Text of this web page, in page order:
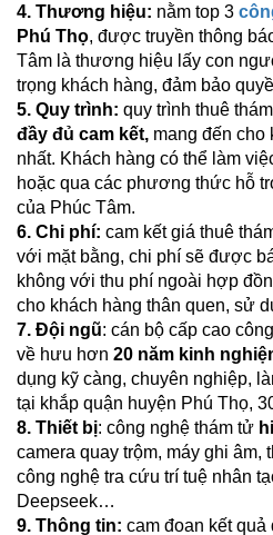
4. Thương hiệu: nằm top 3
Phú Thọ, được truyền thông
Tâm là thương hiệu lấy con
trọng khách hàng, đảm bảo
5. Quy trình: quy trình thuê
đầy đủ cam kết, mang đến cho
nhất. Khách hàng có thể làm
hoặc qua các phương thức hỗ
của Phúc Tâm.
6. Chi phí: cam kết giá thuê
với mặt bằng, chi phí sẽ được
không với thu phí ngoài hợp
cho khách hàng thân quen, sử
7. Đội ngũ: cán bộ cấp cao
về hưu hơn 20 năm kinh
dụng kỹ càng, chuyên nghiệp,
tại khắp quận huyện Phú Thọ,
8. Thiết bị: công nghệ thám tử
camera quay trộm, máy ghi
công nghệ tra cứu trí tuệ nhân
Deepseek…
9. Thông tin: cam đoan kết quả